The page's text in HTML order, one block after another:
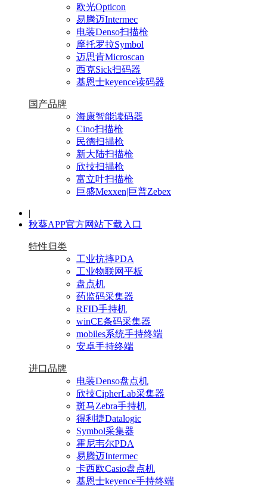
欧光Opticon
易腾迈Intermec
电装Denso扫描枪
摩托罗拉Symbol
迈思肯Microscan
西克Sick扫码器
基恩士keyence读码器
国产品牌
海康智能读码器
Cino扫描枪
民德扫描枪
新大陆扫描枪
欣技扫描枪
富立叶扫描枪
巨盛Mexxen|巨普Zebex
|
秋葵APP官方网站下载入口
特性归类
工业抗摔PDA
工业物联网平板
盘点机
药监码采集器
RFID手持机
winCE条码采集器
mobiles系统手持终端
安卓手持终端
进口品牌
电装Denso盘点机
欣技CipherLab采集器
斑马Zebra手持机
得利捷Datalogic
Symbol采集器
霍尼韦尔PDA
易腾迈Intermec
卡西欧Casio盘点机
基恩士keyence手持终端